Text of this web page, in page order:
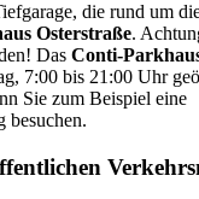
die rund um
Osterstraße.
Das Conti-
7:00 bis 21:00 Uhr
Sie zum Beispiel eine
besuchen.